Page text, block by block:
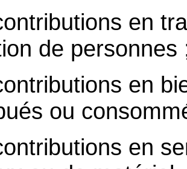
en
de personnes
en
ou
en